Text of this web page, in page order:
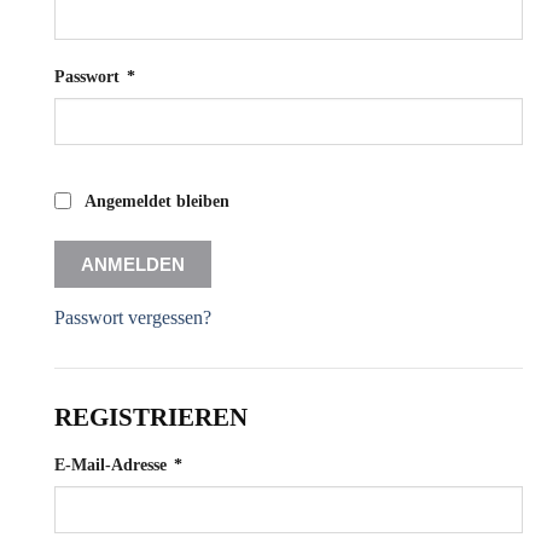
Passwort *Erforderlich
Angemeldet bleiben
ANMELDEN
Passwort vergessen?
REGISTRIEREN
E-Mail-Adresse *Erforderlich